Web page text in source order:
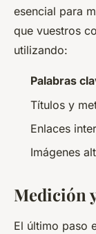
esencial para
que vuestros
utilizando:
Palabras
Títulos y
Enlaces
Imágenes
Medición
El último paso